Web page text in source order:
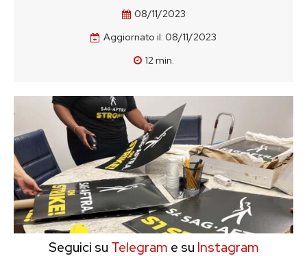
08/11/2023
Aggiornato il: 08/11/2023
12min.
Seguici su Telegram e su Instagram